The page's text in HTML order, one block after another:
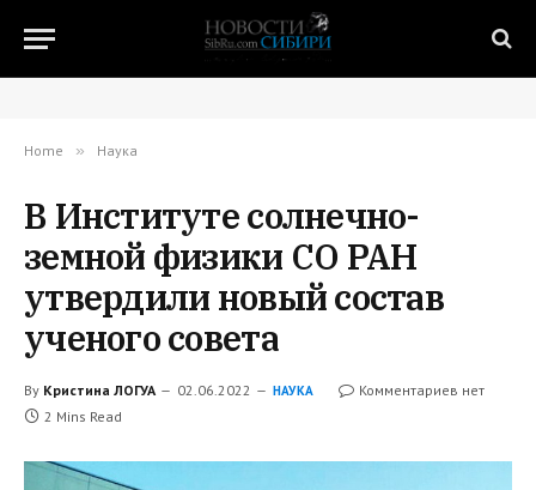
Home » Наука
В Институте солнечно-
земной физики СО РАН
утвердили новый состав
ученого совета
By Кристина ЛОГУА 02.06.2022 НАУКА
Комментариев нет
2 Mins Read